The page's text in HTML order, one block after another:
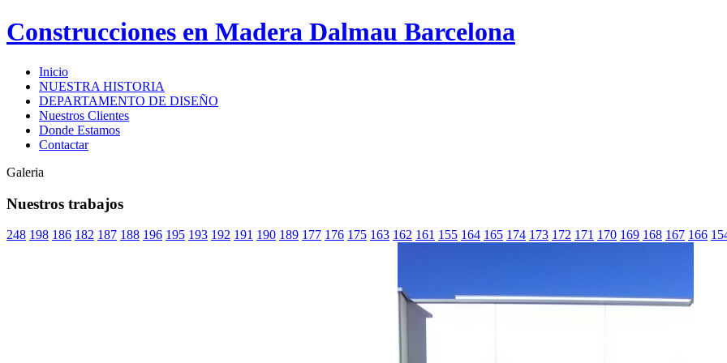
Construcciones en Madera Dalmau Barcelona
Inicio
NUESTRA HISTORIA
DEPARTAMENTO DE DISEÑO
Nuestros Clientes
Donde Estamos
Contactar
Galeria
Nuestros trabajos
248 198 186 182 187 188 196 195 193 192 191 190 189 177 176 175 163 162 161 155 164 165 174 173 172 171 170 169 168 167 166